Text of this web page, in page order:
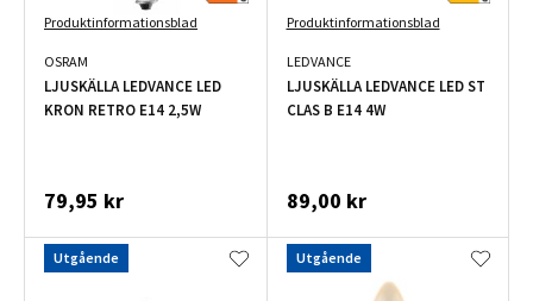
Produktinformationsblad
OSRAM
LJUSKÄLLA LEDVANCE LED
KRON RETRO E14 2,5W
79,95 kr
Produktinformationsblad
LEDVANCE
LJUSKÄLLA LEDVANCE LED ST
CLAS B E14 4W
89,00 kr
Utgående Utgående